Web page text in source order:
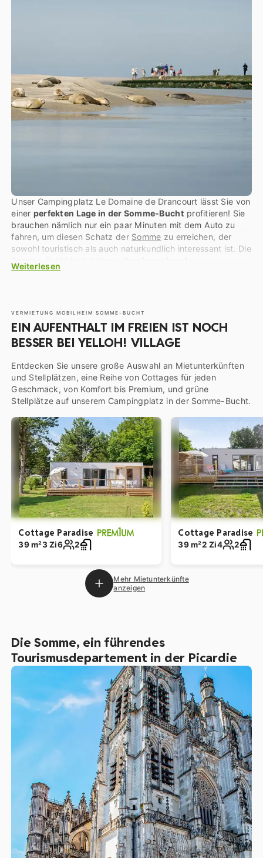
Unser Campingplatz Le Domaine de Drancourt lässt Sie von
einer perfekten Lage in der Somme-Bucht profitieren! Sie
brauchen nämlich nur ein paar Minuten mit dem Auto zu
fahren, um diesen Schatz der Somme zu erreichen, der
sowohl touristisch als auch naturkundlich interessant ist. Die
Landschaften
Kolonien von Kälber- und Kegelrobben beherbergen!
Weiterlesen
VERMIETUNG MOBILHEIM SOMME-BUCHT
EIN AUFENTHALT IM FREIEN IST NOCH
BESSER BEI YELLOH! VILLAGE
Entdecken Sie unsere große Auswahl an Mietunterkünften
und Stellplätzen, eine Reihe von Cottages für jeden
Geschmack, von Komfort bis Premium, und grüne
Stellplätze auf unserem Campingplatz in der Somme-Bucht.
Cottage Paradise
39 m²3 Zi6 2
Cottage Paradise
39 m²2 Zi4 2
Mehr Mietunterkünfte
anzeigen
Die Somme, ein führendes
Tourismusdepartement in der Picardie